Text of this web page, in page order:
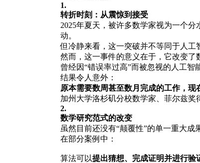
1.
转折时刻：从震惊到接受
2025年夏天，被许多数学家视为一个
动。
但冷静来看，这一突破并不等同于人
然而，这一事件的意义在于，它改变了
曾经因“错误率过高”而被忽视的人工
结果令人意外：
原本需要数周甚至数月完成的工作，现
加州大学洛杉矶分校数学家、菲尔兹奖
2.
数学研究范式的改变
虽然目前还没有“颠覆性”的单一重大
在部分案例中：
算法可以提出猜想、完成证明并进行验